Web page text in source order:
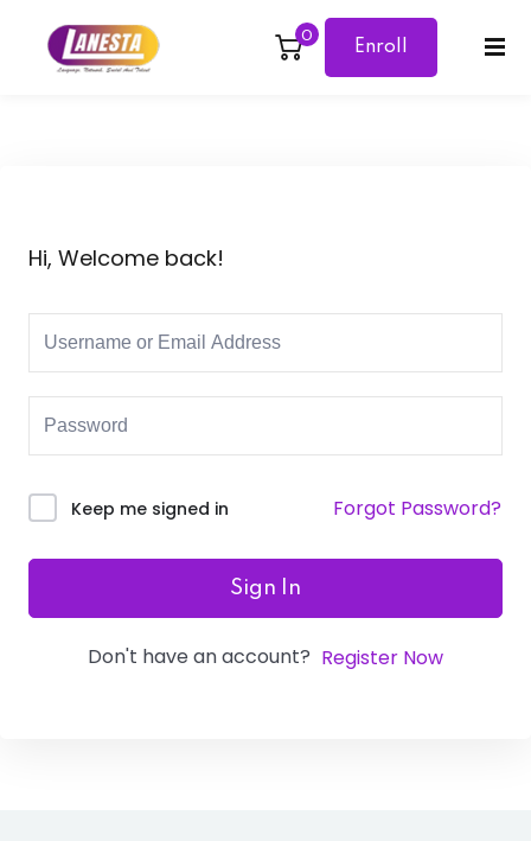
0
Enroll
Hi, Welcome back!
Keep me signed in Forgot Password?
Sign In
Don't have an account? Register Now
Sign up
Remember me